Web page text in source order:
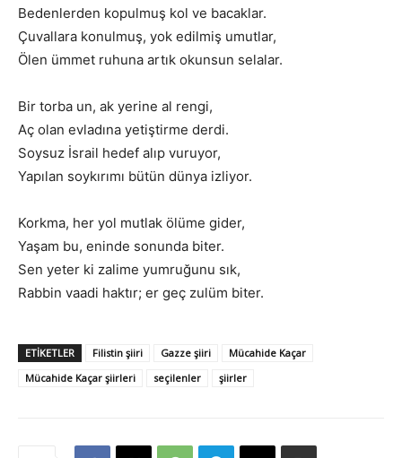
Bedenlerden kopulmuş kol ve bacaklar.
Çuvallara konulmuş, yok edilmiş umutlar,
Ölen ümmet ruhuna artık okunsun selalar.
Bir torba un, ak yerine al rengi,
Aç olan evladına yetiştirme derdi.
Soysuz İsrail hedef alıp vuruyor,
Yapılan soykırımı bütün dünya izliyor.
Korkma, her yol mutlak ölüme gider,
Yaşam bu, eninde sonunda biter.
Sen yeter ki zalime yumruğunu sık,
Rabbin vaadi haktır; er geç zulüm biter.
ETIKETLER Filistin şiiri Gazze şiiri
Mücahide Kaçar
Mücahide Kaçar şiirleri
seçilenler şiirler